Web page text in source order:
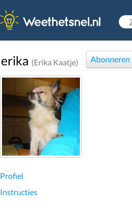
erika (Erika Kaatje) Abonneren
Profiel
Instructies